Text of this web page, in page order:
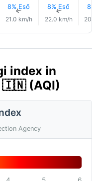
8% Eső
↑
21.0 km/h
8% Eső
↑
22.0 km/h
8%
20.0
index in
🇮🇳 (AQI)
Agency